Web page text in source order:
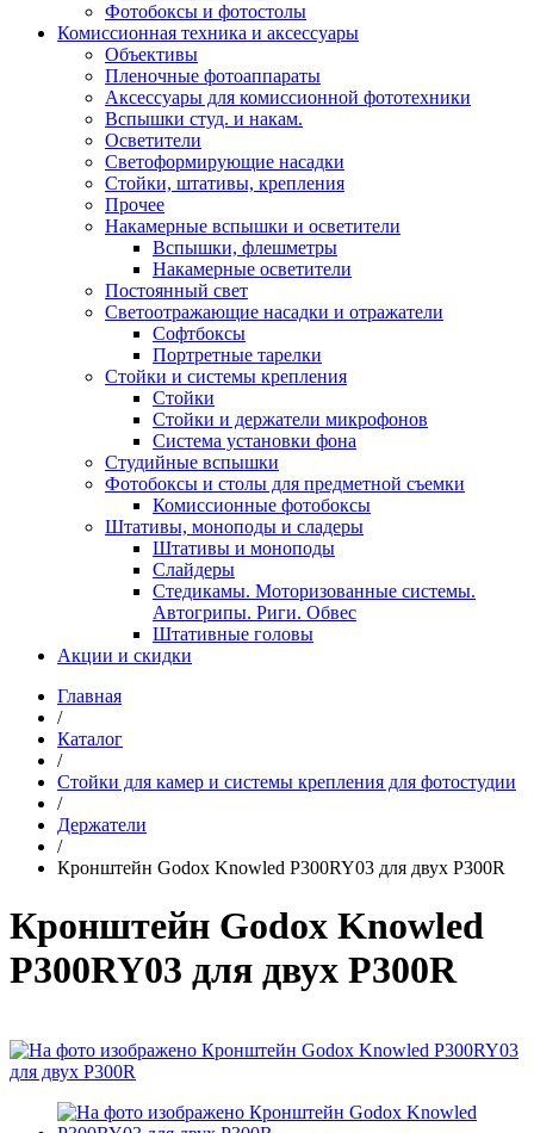
Фотобоксы и фотостолы
Комиссионная техника и аксессуары
Объективы
Пленочные фотоаппараты
Аксессуары для комиссионной фототехники
Вспышки студ. и накам.
Осветители
Светоформирующие насадки
Стойки, штативы, крепления
Прочее
Накамерные вспышки и осветители
Вспышки, флешметры
Накамерные осветители
Постоянный свет
Светоотражающие насадки и отражатели
Софтбоксы
Портретные тарелки
Стойки и системы крепления
Стойки
Стойки и держатели микрофонов
Система установки фона
Студийные вспышки
Фотобоксы и столы для предметной съемки
Комиссионные фотобоксы
Штативы, моноподы и сладеры
Штативы и моноподы
Слайдеры
Стедикамы. Моторизованные системы.
Автогрипы. Риги. Обвес
Штативные головы
Акции и скидки
Главная
/
Каталог
/
Стойки для камер и системы крепления для фотостудии
/
Держатели
/
Кронштейн Godox Knowled P300RY03 для двух P300R
Кронштейн Godox Knowled
P300RY03 для двух P300R